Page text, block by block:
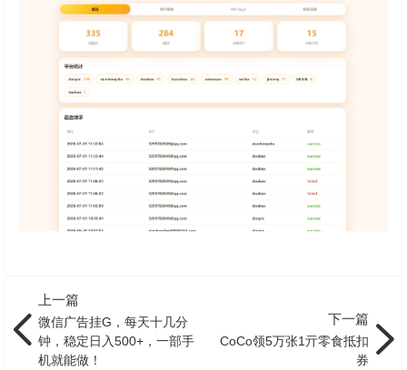
上一篇
微信广告挂G，每天十几分
钟，稳定日入500+，一部手
机就能做！
下一篇
CoCo领5万张1亓零食抵扣
券